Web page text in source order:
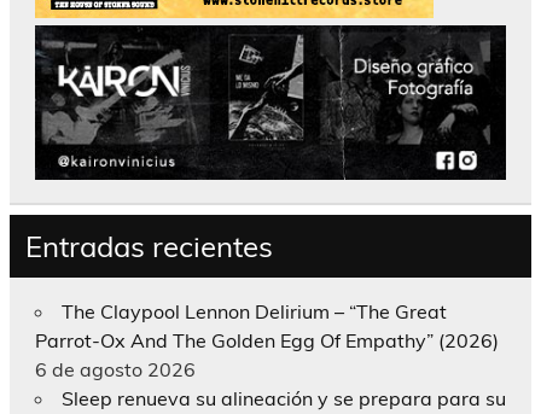
Entradas recientes
The Claypool Lennon Delirium – “The Great
Parrot-Ox And The Golden Egg Of Empathy” (2026)
6 de agosto 2026
Sleep renueva su alineación y se prepara para su